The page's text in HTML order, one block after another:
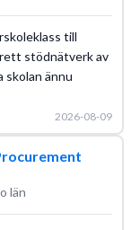
till
stödnätverk av
skolan ännu
2026-08-09
län